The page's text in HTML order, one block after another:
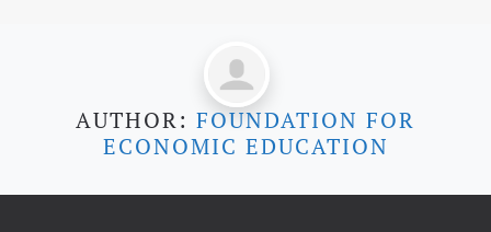
AUTHOR: FOUNDATION FOR
ECONOMIC EDUCATION